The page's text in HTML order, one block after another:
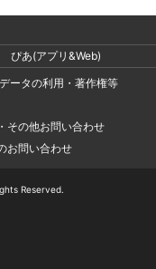
ぴあ(アプリ&Web)
ータの利用・著作権等
その他お問い合わせ
お問い合わせ
Reserved.